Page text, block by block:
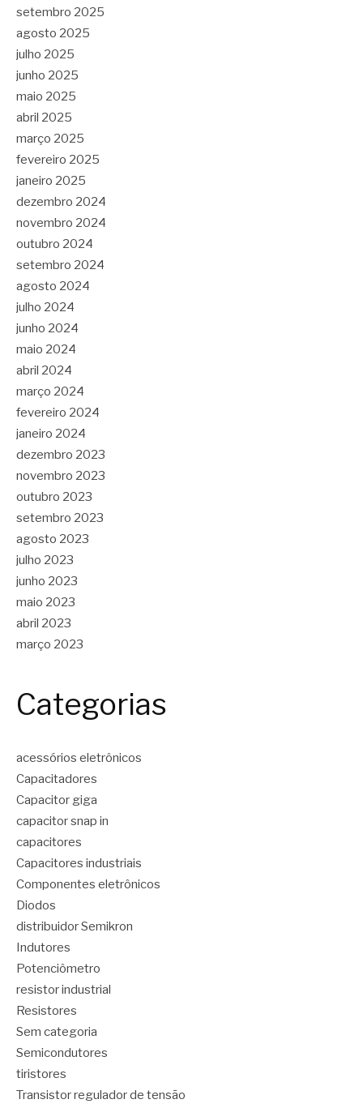
setembro 2025
agosto 2025
julho 2025
junho 2025
maio 2025
abril 2025
março 2025
fevereiro 2025
janeiro 2025
dezembro 2024
novembro 2024
outubro 2024
setembro 2024
agosto 2024
julho 2024
junho 2024
maio 2024
abril 2024
março 2024
fevereiro 2024
janeiro 2024
dezembro 2023
novembro 2023
outubro 2023
setembro 2023
agosto 2023
julho 2023
junho 2023
maio 2023
abril 2023
março 2023
Categorias
acessórios eletrônicos
Capacitadores
Capacitor giga
capacitor snap in
capacitores
Capacitores industriais
Componentes eletrônicos
Diodos
distribuidor Semikron
Indutores
Potenciômetro
resistor industrial
Resistores
Sem categoria
Semicondutores
tiristores
Transistor regulador de tensão